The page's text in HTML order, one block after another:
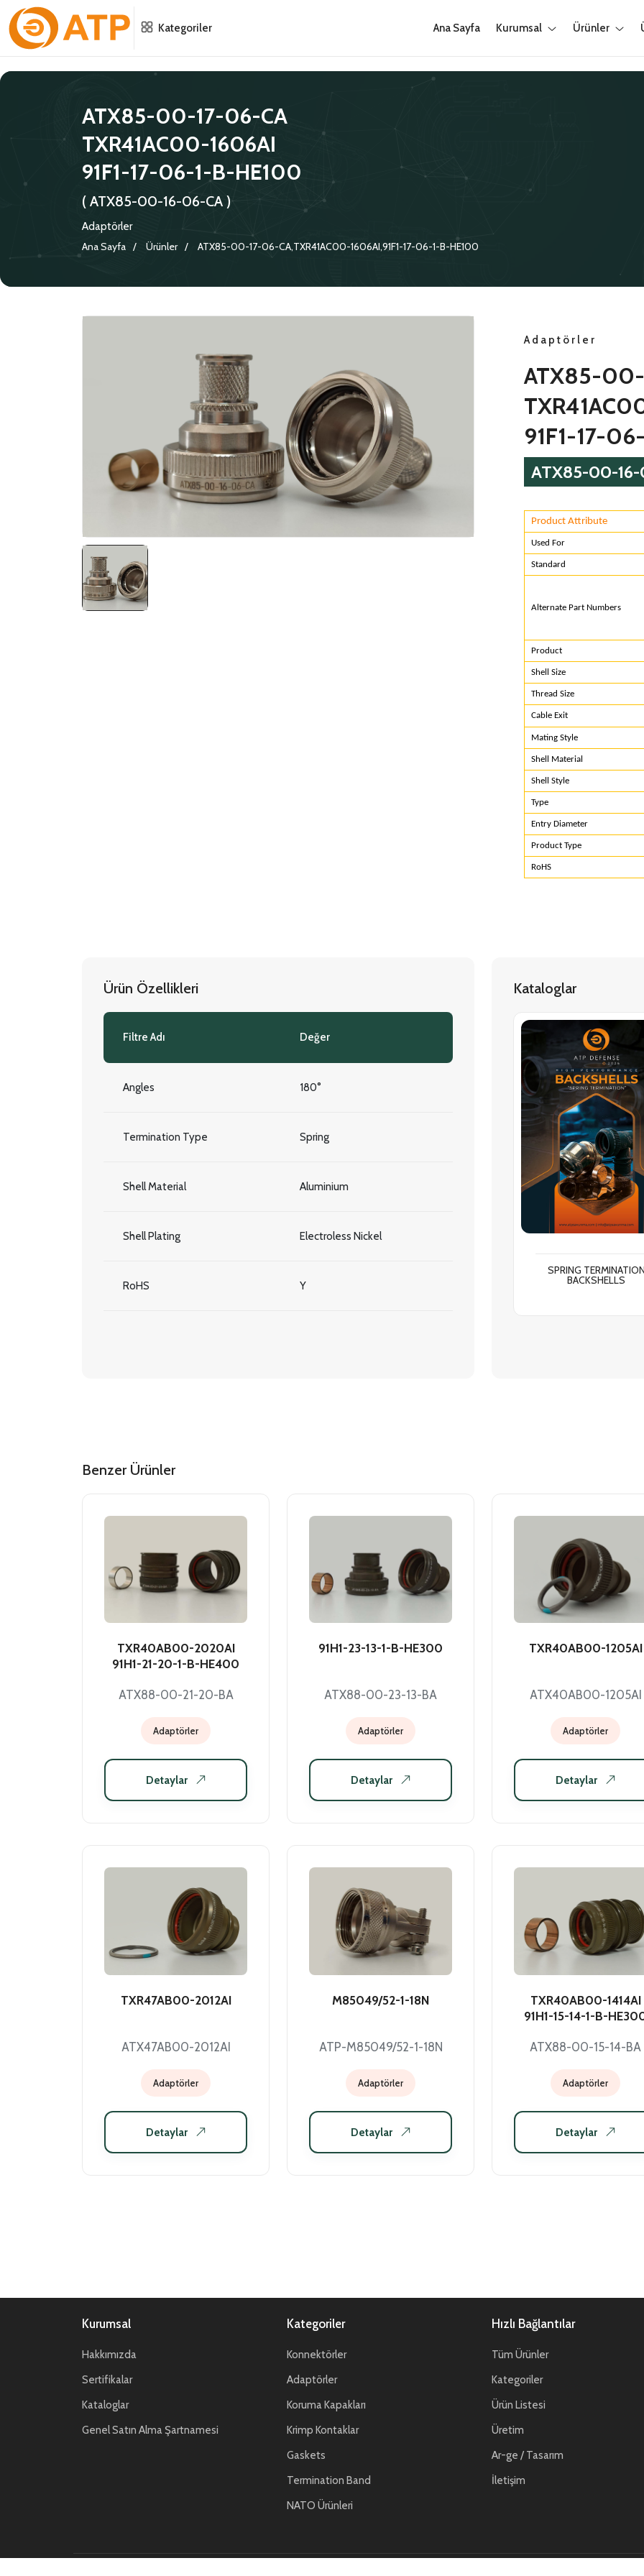
Kategoriler Ana Sayfa Kurumsal Ürünler
ATX85-00-17-06-CA
TXR41AC00-1606AI
91F1-17-06-1-B-HE100
( ATX85-00-16-06-CA )
Adaptörler
Ana Sayfa
Ürünler ATX85-00-17-06-CA,TXR41AC00-1606AI,91F1-17-06-1-B-HE100
Adaptörler
ATX85-
91F1-17-
ATX85-00-16-
Product Attribute
Used
Alternate Part
Product
Shell Size
Thread Size
Cable Exit
Mating Style
Shell Material
Shell Style
Type
Entry Diameter
Product Type
RoHS
Ürün Özellikleri
Filtre Adı Değer
Angles 180°
Termination Type Spring
Shell Material Aluminium
Shell Plating Electroless Nickel
RoHS Y
Kataloglar
SPRING
BACKSHELLS
Benzer Ürünler
TXR40AB00-2020AI
91H1-21-20-1-B-HE400
ATX88-00-21-20-BA
Adaptörler
Detaylar
91H1-23-13-1-B-HE300
ATX88-00-23-13-BA
Adaptörler
Detaylar
TXR40AB00-1205AI
ATX40AB00-1205AI
Adaptörler
Detaylar
TXR47AB00-2012AI
ATX47AB00-2012AI
Adaptörler
Detaylar
M85049/52-1-18N
ATP-M85049/52-1-18N
Adaptörler
Detaylar
TXR40AB00-1414AI
91H1-15-14-1-B-
ATX88-00-15-14-BA
Adaptörler
Detaylar
Kurumsal
Hakkımızda
Sertifikalar
Kataloglar
Genel Satın Alma Şartnamesi
Kategoriler
Konnektörler
Adaptörler
Koruma Kapakları
Krimp Kontaklar
Gaskets
Termination Band
NATO Ürünleri
Hızlı Bağlantılar
Tüm Ürünler
Kategoriler
Ürün Listesi
Üretim
Ar-ge / Tasarım
İletişim
Menu
Menu
ÇEVRE YÖNETIM POLITIKASI
BILGI GÜVENLIĞI POLITIKASI
Menu
KONNEKTÖRLER
KRIMP KONTAKLAR